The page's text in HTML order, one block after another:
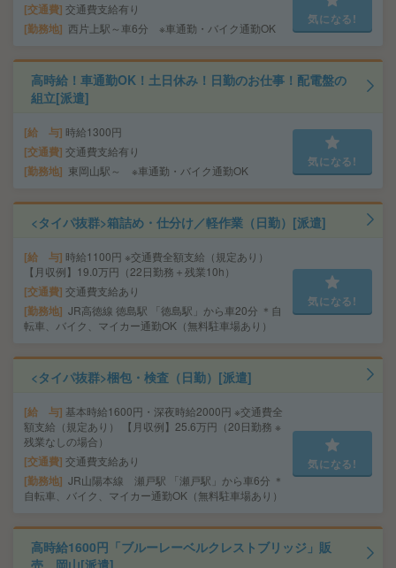
交通費 交通費支給有り
勤務地 西片上駅～車6分 ※車通勤・バイク通勤OK
気になる!
高時給！車通勤OK！土日休み！日勤のお仕事！配電盤の
組立[派遣]
給 与 時給1300円
交通費 交通費支給有り
勤務地 東岡山駅～ ※車通勤・バイク通勤OK
気になる!
<タイパ抜群>箱詰め・仕分け／軽作業（日勤）[派遣]
給 与 時給1100円 ※交通費全額支給（規定あり）
【月収例】19.0万円（22日勤務＋残業10h）
交通費 交通費支給あり
勤務地 JR高徳線 徳島駅 「徳島駅」から車20分 ＊自
転車、バイク、マイカー通勤OK（無料駐車場あり）
気になる!
<タイパ抜群>梱包・検査（日勤）[派遣]
給 与 基本時給1600円・深夜時給2000円 ※交通費全
額支給（規定あり） 【月収例】25.6万円（20日勤務 ※
残業なしの場合）
交通費 交通費支給あり
勤務地 JR山陽本線 瀬戸駅 「瀬戸駅」から車6分 ＊
自転車、バイク、マイカー通勤OK（無料駐車場あり）
気になる!
高時給1600円「ブルーレーベルクレストブリッジ」販
売 岡山[派遣]